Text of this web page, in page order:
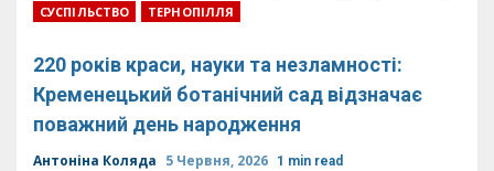
СУСПІЛЬСТВО
ТЕРНОПІЛЛЯ
220 років краси, науки та незламності:
Кременецький ботанічний сад відзначає
поважний день народження
Антоніна Коляда 5 Червня, 2026 1 min read